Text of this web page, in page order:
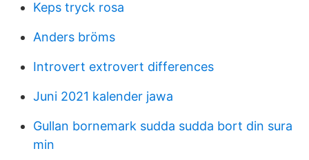
Keps tryck rosa
Anders bröms
Introvert extrovert differences
Juni 2021 kalender jawa
Gullan bornemark sudda sudda bort din sura
min